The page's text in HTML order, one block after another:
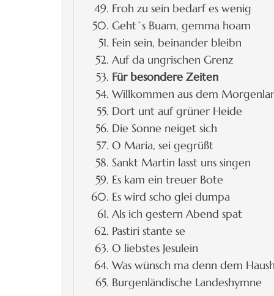
Froh zu sein bedarf es wenig
Geht´s Buam, gemma hoam
Fein sein, beinander bleibn
Auf da ungrischen Grenz
Für besondere Zeiten
Willkommen aus dem
Dort unt auf grüner Heide
Die Sonne neiget sich
O Maria, sei gegrüßt
Sankt Martin lasst uns singen
Es kam ein treuer Bote
Es wird scho glei dumpa
Als ich gestern Abend spat
Pastiri stante se
O liebstes Jesulein
Was wünsch ma denn dem
Burgenländische Landeshymne